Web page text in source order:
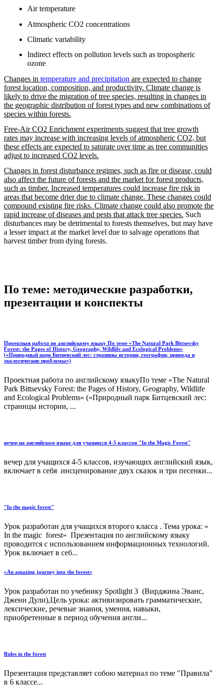
Air temperature
Atmospheric CO2 concentrations
Climatic variability
Indirect effects on pollution levels such as tropospheric
ozone
Changes in temperature and precipitation are expected to change
forest location, composition, and productivity. Climate change is
likely to drive the migration of tree species, resulting in changes in
the geographic distribution of forest types and new combinations of
species within forests.
Free-Air CO2 Enrichment experiments suggest that tree growth
rates may increase with increasing levels of atmospheric CO2, but
these effects are expected to saturate over time as tree communities
adjust to increased CO2 levels.
Changes in forest disturbance regimes, such as fire or disease, could
also affect the future of forests and the market for forest products,
such as timber. Increased temperatures could increase fire risk in
areas that become drier due to climate change. These changes could
compound existing fire risks. Climate change could also promote the
rapid increase of diseases and pests that attack tree species. Such
disturbances may be detrimental to forests themselves, but may have
a lesser impact at the market level due to salvage operations that
harvest timber from dying forests.
По теме: методические разработки,
презентации и конспекты
Проектная работа по английскому языку По теме «The Natural Park Bittsevsky
Forest: the Pages of History, Geography, Wildlife and Ecological Problems»
(«Природный парк Битцевский лес: страницы истории, география, природа и
экологические проблемы»)
Проектная работа по английскому языкуПо теме «The Natural
Park Bittsevsky Forest: the Pages of History, Geography, Wildlife
and Ecological Problems» («Природный парк Битцевский лес:
страницы истории, ...
вечер на английском языке для учащихся 4-5 классов "In the Magic Forest"
вечер для учащихся 4-5 классов, изучающих английский язык,
включает в себя инсценирование двух сказок и три песенки...
"In the magic forest"
Урок разработан для учащихся второго класса . Тема урока: «
In the magic forest» Презентация по английскому языку
проводится с использованием информационных технологий.
Урок включает в себ...
«An amazing journey into the forest»
Урок разработан по учебнику Spotlight 3 (Вирджина Эванс,
Джени Дули),Цель урока: активизировать грамматические,
лексические, речевые знания, умения, навыки,
приобретенные в период обучения англи...
Rules in the forest
Презентация представляет собою материал по теме "Правила"
в 6 классе...